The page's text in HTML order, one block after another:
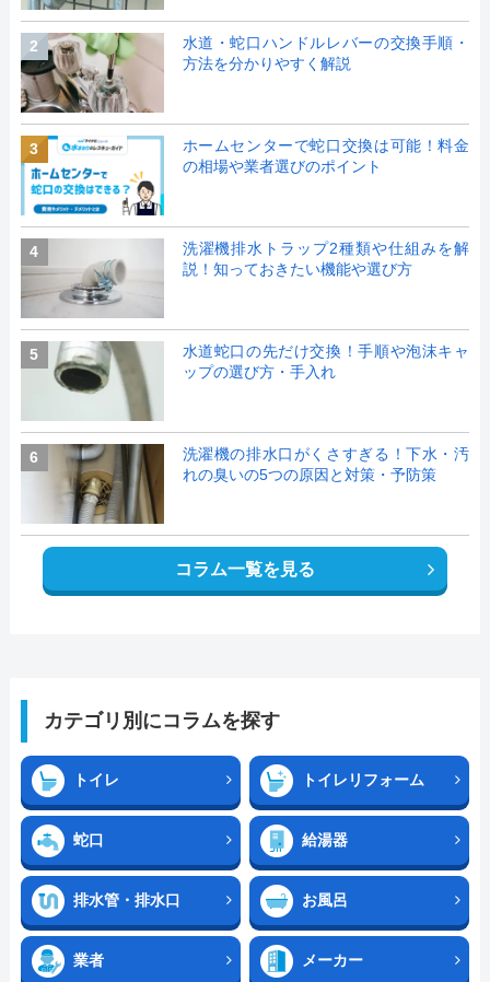
2
水道・蛇口ハンドルレバーの交換手順・
方法を分かりやすく解説
3
ホームセンターで蛇口交換は可能！料金
の相場や業者選びのポイント
4
洗濯機排水トラップ2種類や仕組みを解
説！知っておきたい機能や選び方
5
水道蛇口の先だけ交換！手順や泡沫キャ
ップの選び方・手入れ
6
洗濯機の排水口がくさすぎる！下水・汚
れの臭いの5つの原因と対策・予防策
コラム一覧を見る
カテゴリ別にコラムを探す
トイレ トイレリフォーム
蛇口 給湯器
排水管・排水口 お風呂
業者 メーカー